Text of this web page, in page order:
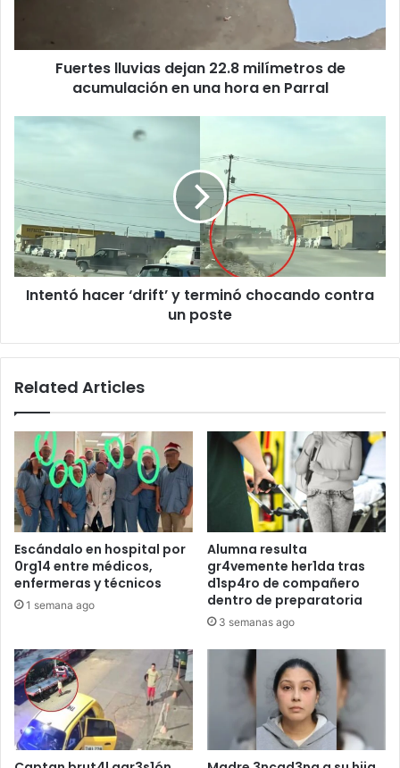
una
Fuertes lluvias dejan 22.8 milímetros de
acumulación en una hora en Parral
Intentó
y
chocando
contra
un
poste
Intentó hacer ‘drift’ y terminó chocando contra
un poste
Related Articles
Escándalo en hospital por
0rg14 entre médicos,
enfermeras y técnicos
1 semana ago
Alumna resulta
gr4vemente her1da tras
d1sp4ro de compañero
dentro de preparatoria
3 semanas ago